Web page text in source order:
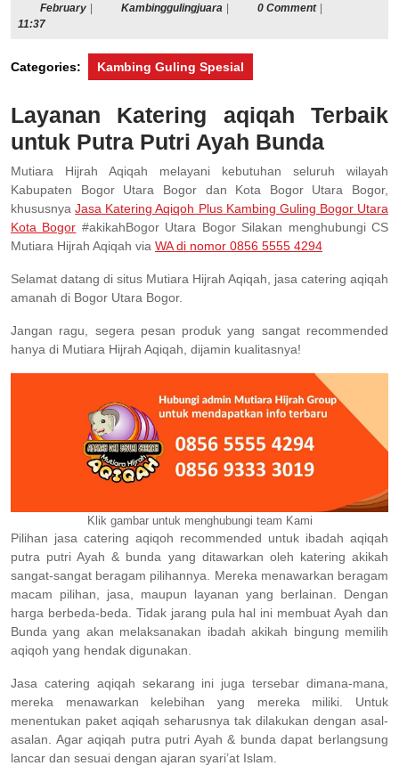
FebruaryFebruaryKambinggulingjuara Kambinggulingjuara
0 Comment
11:37
Categories: Kambing Guling Spesial
Layanan Katering aqiqah Terbaik
untuk Putra Putri Ayah Bunda
Mutiara Hijrah Aqiqah melayani kebutuhan seluruh wilayah
Kabupaten Bogor Utara Bogor dan Kota Bogor Utara Bogor,
khususnyaJasa Katering Aqiqoh Plus Kambing Guling Bogor Utara
Kota Bogor #akikahBogor Utara Bogor Silakan menghubungi CS
Mutiara Hijrah Aqiqah via WA di nomor 0856 5555 4294
Selamat datang di situs Mutiara Hijrah Aqiqah, jasa catering aqiqah
amanah di Bogor Utara Bogor.
Jangan ragu, segera pesan produk yang sangat recommended
hanya di Mutiara Hijrah Aqiqah, dijamin kualitasnya!
Klik gambar untuk menghubungi team Kami
Pilihan jasa catering aqiqoh recommended untuk ibadah aqiqah
putra putri Ayah & bunda yang ditawarkan oleh katering akikah
sangat-sangat beragam pilihannya. Mereka menawarkan beragam
macam pilihan, jasa, maupun layanan yang berlainan. Dengan
harga berbeda-beda. Tidak jarang pula hal ini membuat Ayah dan
Bunda yang akan melaksanakan ibadah akikah bingung memilih
aqiqoh yang hendak digunakan.
Jasa catering aqiqah sekarang ini juga tersebar dimana-mana,
mereka menawarkan kelebihan yang mereka miliki. Untuk
menentukan paket aqiqah seharusnya tak dilakukan dengan asal-
asalan. Agar aqiqah putra putri Ayah & bunda dapat berlangsung
lancar dan sesuai dengan ajaran syari’at Islam.